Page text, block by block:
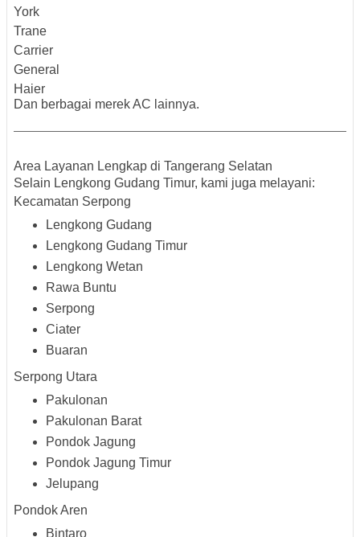
York
Trane
Carrier
General
Haier
Dan berbagai merek AC lainnya.
Area Layanan Lengkap di Tangerang Selatan
Selain Lengkong Gudang Timur, kami juga melayani:
Kecamatan Serpong
Lengkong Gudang
Lengkong Gudang Timur
Lengkong Wetan
Rawa Buntu
Serpong
Ciater
Buaran
Serpong Utara
Pakulonan
Pakulonan Barat
Pondok Jagung
Pondok Jagung Timur
Jelupang
Pondok Aren
Bintaro